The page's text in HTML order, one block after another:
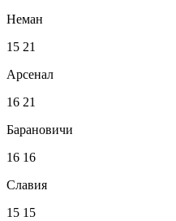
Неман
15 21
Арсенал
16 21
Барановичи
16 16
Славия
15 15